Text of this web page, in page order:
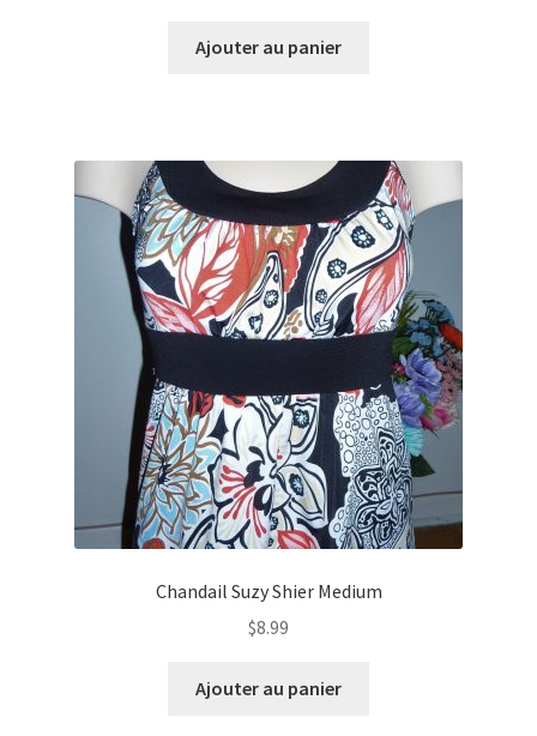
Ajouter au panier
Chandail Suzy Shier Medium
$8.99
Ajouter au panier